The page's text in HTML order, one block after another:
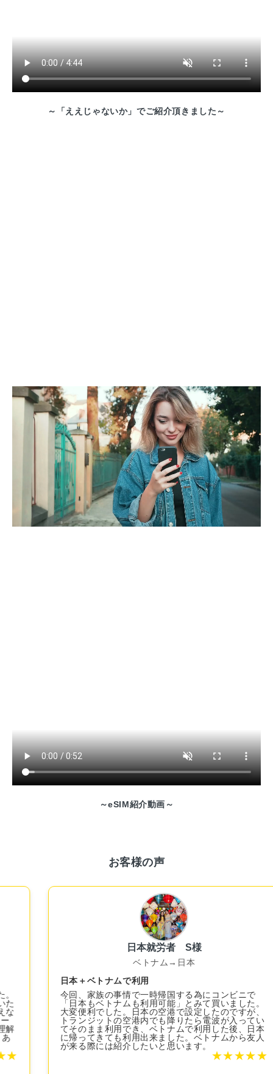
～「ええじゃないか」でご紹介頂きました～
～eSIM紹介動画～
お客様の声
日本就労者 S様
ベトナム→日本
日本＋ベトナムで利用
今回、家族の事情で一時帰国する為にコンビニで
「日本もベトナムも利用可能」とみて買いました。
大変便利でした。日本の空港で設定したのですが、
トランジットの空港内でも降りたら電波が入ってい
てそのまま利用でき、ベトナムで利用した後、日本
に帰ってきても利用出来ました。ベトナムから友人
が来る際には紹介したいと思います。
★★★